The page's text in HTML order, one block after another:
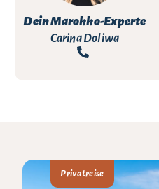
Dein Marokko-Experte
Carina Doliwa
Privatreise